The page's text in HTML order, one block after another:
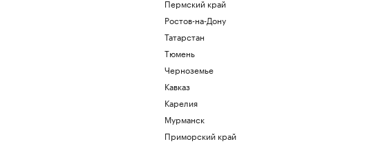
Военная операция на Украине. Онлайн
Первая встреча фаворитов. Что важно
Пермский край
Ростов-на-Дону
Татарстан
Тюмень
Черноземье
Кавказ
Карелия
Мурманск
Приморский край